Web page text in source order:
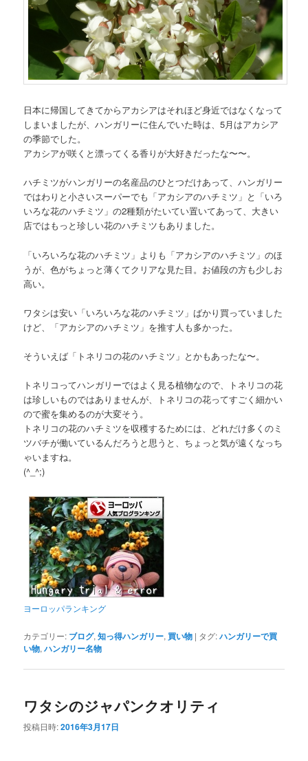
動
日本に帰国してきてからアカシアはそれほど身近ではなくなって
しまいましたが、ハンガリーに住んでいた時は、5月はアカシア
の季節でした。
アカシアが咲くと漂ってくる香りが大好きだったな〜〜。
ハチミツがハンガリーの名産品のひとつだけあって、ハンガリー
ではわりと小さいスーパーでも「アカシアのハチミツ」と「いろ
いろな花のハチミツ」の2種類がたいてい置いてあって、大きい
店ではもっと珍しい花のハチミツもありました。
「いろいろな花のハチミツ」よりも「アカシアのハチミツ」のほ
うが、色がちょっと薄くてクリアな見た目。お値段の方も少しお
高い。
ワタシは安い「いろいろな花のハチミツ」ばかり買っていました
けど、「アカシアのハチミツ」を推す人も多かった。
そういえば「トネリコの花のハチミツ」とかもあったな〜。
トネリコってハンガリーではよく見る植物なので、トネリコの花
は珍しいものではありませんが、トネリコの花ってすごく細かい
ので蜜を集めるのが大変そう。
トネリコの花のハチミツを収穫するためには、どれだけ多くのミ
ツバチが働いているんだろうと思うと、ちょっと気が遠くなっち
ゃいますね。
(^_^;)
ヨーロッパランキング
カテゴリー: ブログ,知っ得ハンガリー, 買い物 | タグ:ハンガリーで買
い物,ハンガリー名物
ワタシのジャパンクオリティ
投稿日時:2016年3月17日